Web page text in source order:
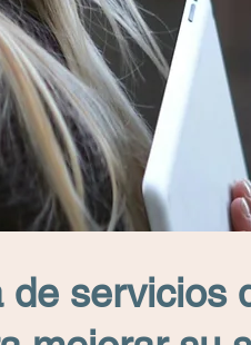
de servicios